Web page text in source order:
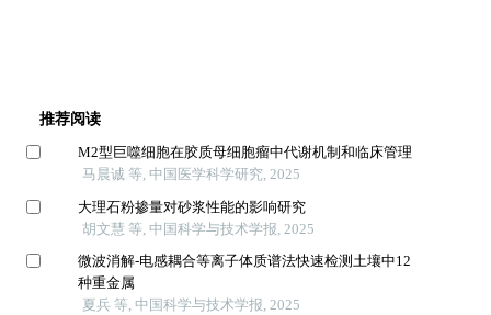
推荐阅读
M2型巨噬细胞在胶质母细胞瘤中代谢机制和临床管理
马晨诚 等, 中国医学科学研究, 2025
大理石粉掺量对砂浆性能的影响研究
胡文慧 等, 中国科学与技术学报, 2025
微波消解-电感耦合等离子体质谱法快速检测土壤中12
种重金属
夏兵 等, 中国科学与技术学报, 2025